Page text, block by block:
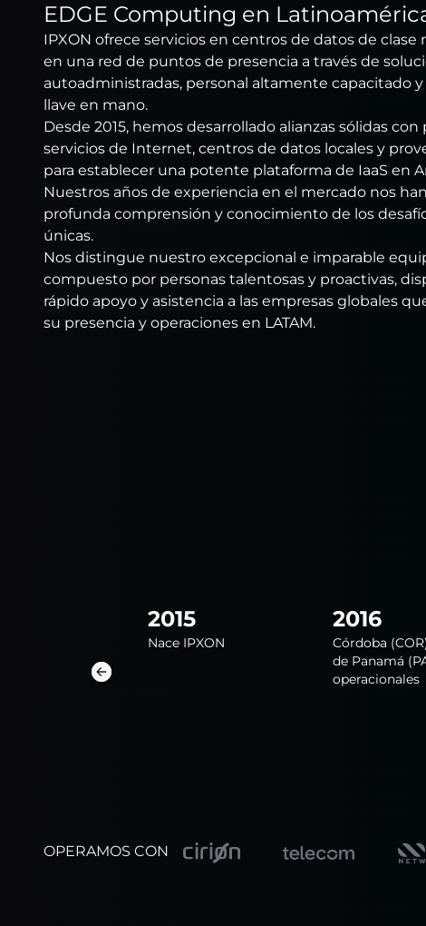
EDGE Computing en
IPXON ofrece servicios en centros de datos de
en una red de puntos de presencia a través de
autoadministradas, personal altamente capacitado
llave en mano.
Desde 2015, hemos desarrollado alianzas sólidas
servicios de Internet, centros de datos locales y
para establecer una potente plataforma de IaaS en
Nuestros años de experiencia en el mercado nos
profunda comprensión y conocimiento de los
únicas.
Nos distingue nuestro excepcional e imparable
compuesto por personas talentosas y proactivas,
rápido apoyo y asistencia a las empresas globales
su presencia y operaciones en LATAM.
(FLL), San
2015
Nace IPXON
2016
Córdoba
de Panamá
operacionales
OPERAMOS CON